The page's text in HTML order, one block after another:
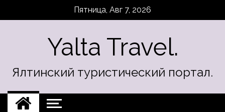
Пятница, Авг 7, 2026
Yalta Travel.
Ялтинский туристический портал.